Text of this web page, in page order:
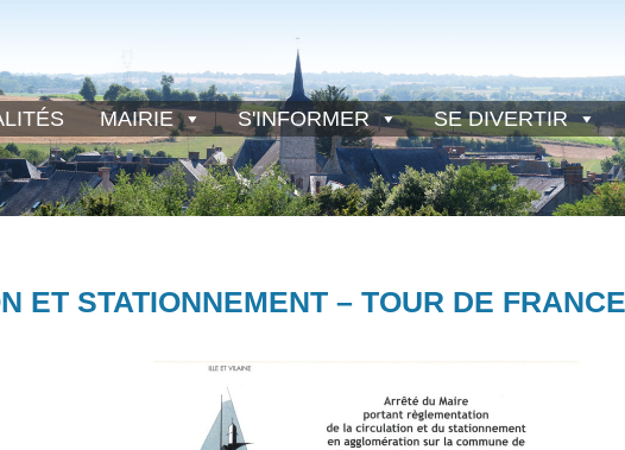
MAIRIE S'INFORMER SE DIVERTIR
ET STATIONNEMENT – TOUR DE